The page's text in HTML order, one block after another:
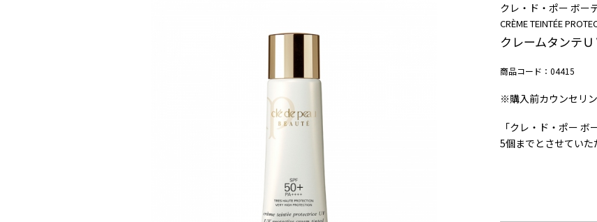
クレ・ド・ポー ボー
CRÈME TEINTÉE
クレームタンテＵ
商品コード：04415
※購入前カウンセリン
「クレ・ド・ポー
5個までとさせていた